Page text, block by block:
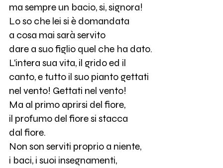
ma sempre un bacio, si, signora!
Lo so che lei si è domandata
a cosa mai sarà servito
dare a suo figlio quel che ha dato.
L'intera sua vita, il grido ed il
canto, e tutto il suo pianto gettati
nel vento! Gettati nel vento!
Ma al primo aprirsi del fiore,
il profumo del fiore si stacca
dal fiore.
Non son serviti proprio a niente,
i baci, i suoi insegnamenti,